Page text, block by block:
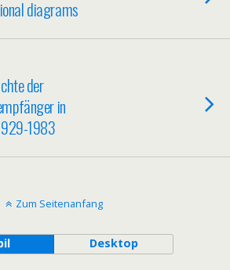
diagrams
der
in
1983
Zum Seitenanfang
Desktop